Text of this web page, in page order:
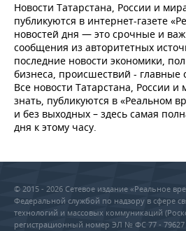
Новости Татарстана, России и
публикуются в интернет-газете
новостей дня — это срочные и
сообщения из авторитетных
последние новости экономики,
бизнеса, происшествий - главные
Все новости Татарстана, России
знать, публикуются в «Реальном
и без выходных – здесь самая
дня к этому часу.
© 2015 - 2026 Сетевое издание «Реальное
Федеральной службой по надзору в сфере
технологий и массовых коммуникаций
регистрационный номер ЭЛ № ФС 77 - 79627